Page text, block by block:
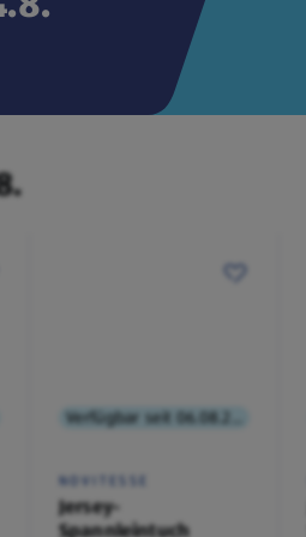
NOVITESSE
Jersey-
Spannleintuch